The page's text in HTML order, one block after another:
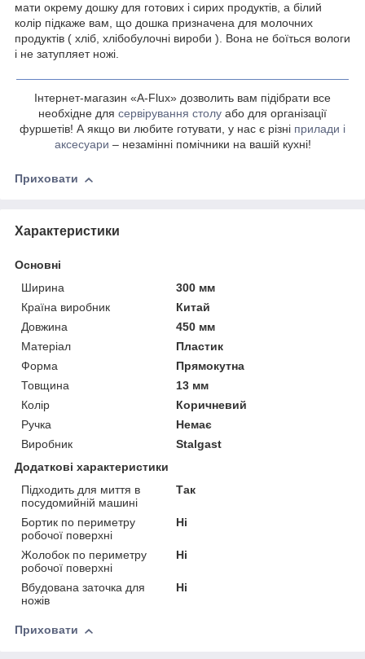
мати окрему дошку для готових і сирих продуктів, а білий
колір підкаже вам, що дошка призначена для молочних
продуктів ( хліб, хлібобулочні вироби ). Вона не боїться вологи
і не затупляет ножі.
Інтернет-магазин «A-Flux» дозволить вам підібрати все
необхідне для сервірування столу або для організації
фуршетів! А якщо ви любите готувати, у нас є різні прилади і
аксесуари – незамінні помічники на вашій кухні!
Приховати
Характеристики
Основні
Ширина
300 мм
Країна виробник
Китай
Довжина
450 мм
Матеріал
Пластик
Форма
Прямокутна
Товщина
13 мм
Колір
Коричневий
Ручка
Немає
Виробник
Stalgast
Додаткові характеристики
Підходить для миття в
посудомийній машині
Так
Бортик по периметру
робочої поверхні
Ні
Жолобок по периметру
робочої поверхні
Ні
Вбудована заточка для
ножів
Ні
Приховати